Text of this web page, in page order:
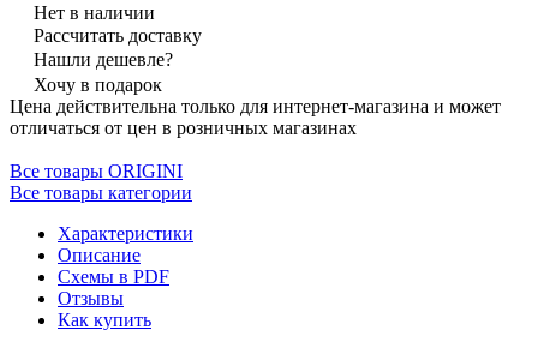
Нет в наличии
Рассчитать доставку
Нашли дешевле?
Хочу в подарок
Цена действительна только для интернет-магазина и может
отличаться от цен в розничных магазинах
Все товары ORIGINI
Все товары категории
Характеристики
Описание
Схемы в PDF
Отзывы
Как купить